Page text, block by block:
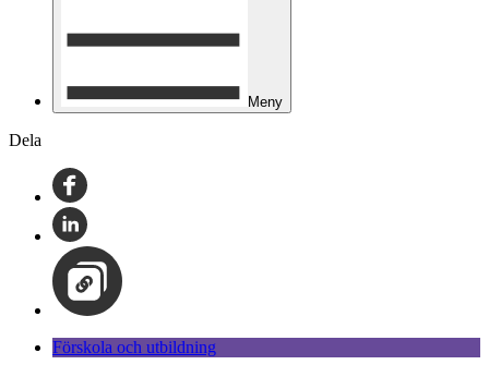
Meny
Dela
Förskola och utbildning